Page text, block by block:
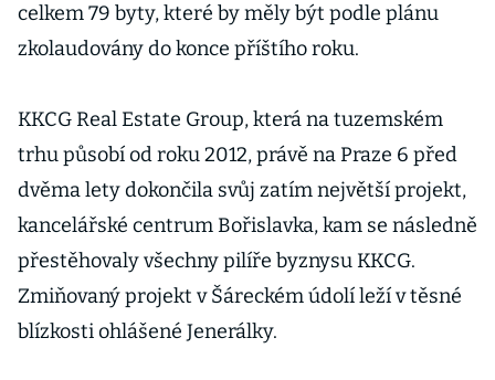
celkem 79 byty, které by měly být podle plánu
zkolaudovány do konce příštího roku.
KKCG Real Estate Group, která na tuzemském
trhu působí od roku 2012, právě na Praze 6 před
dvěma lety dokončila svůj zatím největší projekt,
kancelářské centrum Bořislavka, kam se následně
přestěhovaly všechny pilíře byznysu KKCG.
Zmiňovaný projekt v Šáreckém údolí leží v těsné
blízkosti ohlášené Jenerálky.